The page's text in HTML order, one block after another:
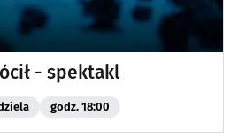
- spektakl
godz. 18:00